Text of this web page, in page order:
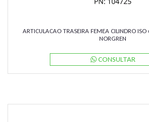
ARTICULACAO TRASEIRA FEMEA CILINDRO
NORGREN
CONSULTAR